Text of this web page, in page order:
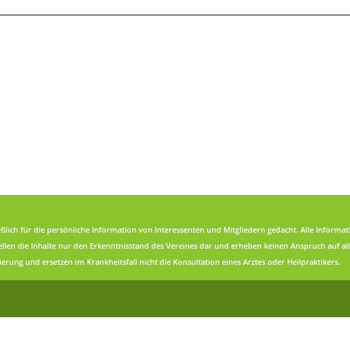
für die persönliche Information von Interessenten und Mitgliedern gedacht. Alle
die Inhalte nur den Erkenntnisstand des Vereines dar und erheben keinen Anspruch auf
und ersetzen im Krankheitsfall nicht die Konsultation eines Arztes oder Heilpraktikers.